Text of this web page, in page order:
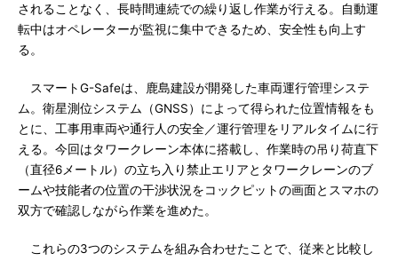
されることなく、長時間連続での繰り返し作業が行える。自動運
転中はオペレーターが監視に集中できるため、安全性も向上す
る。
スマートG-Safeは、鹿島建設が開発した車両運行管理システ
ム。衛星測位システム（GNSS）によって得られた位置情報をも
とに、工事用車両や通行人の安全／運行管理をリアルタイムに行
える。今回はタワークレーン本体に搭載し、作業時の吊り荷直下
（直径6メートル）の立ち入り禁止エリアとタワークレーンのブ
ームや技能者の位置の干渉状況をコックピットの画面とスマホの
双方で確認しながら作業を進めた。
これらの3つのシステムを組み合わせたことで、従来と比較し